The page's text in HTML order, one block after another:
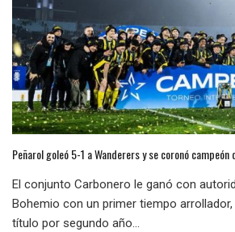
Peñarol goleó 5-1 a Wanderers y se coronó
El conjunto Carbonero le ganó con
Bohemio con un primer tiempo
título por segundo año...